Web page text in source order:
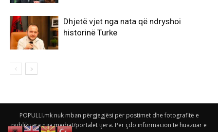
Dhjetë vjet nga nata që ndryshoi
historinë Turke
POPULLI.mk nuk mban përgjegjësi për postimet dhe fotografitë e
publikuara nga mediat/portalet tjera. Për çdo informacion të huazuar e